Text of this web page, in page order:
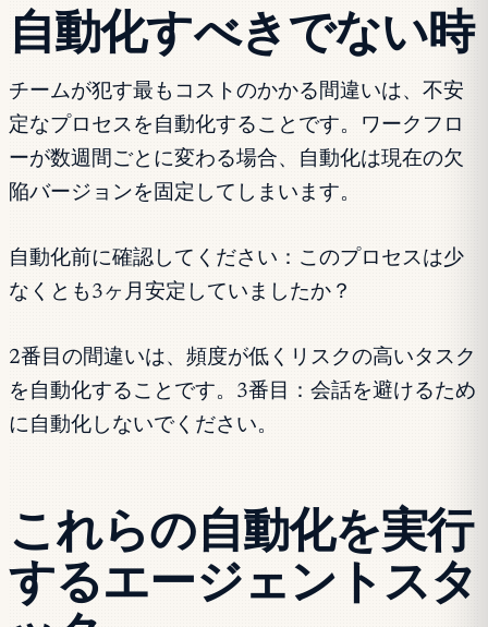
自動化すべきでない時
チームが犯す最もコストのかかる間違いは、不安
定なプロセスを自動化することです。ワークフロ
ーが数週間ごとに変わる場合、自動化は現在の欠
陥バージョンを固定してしまいます。
自動化前に確認してください：このプロセスは少
なくとも3ヶ月安定していましたか？
2番目の間違いは、頻度が低くリスクの高いタスク
を自動化することです。3番目：会話を避けるため
に自動化しないでください。
これらの自動化を実行
するエージェントスタ